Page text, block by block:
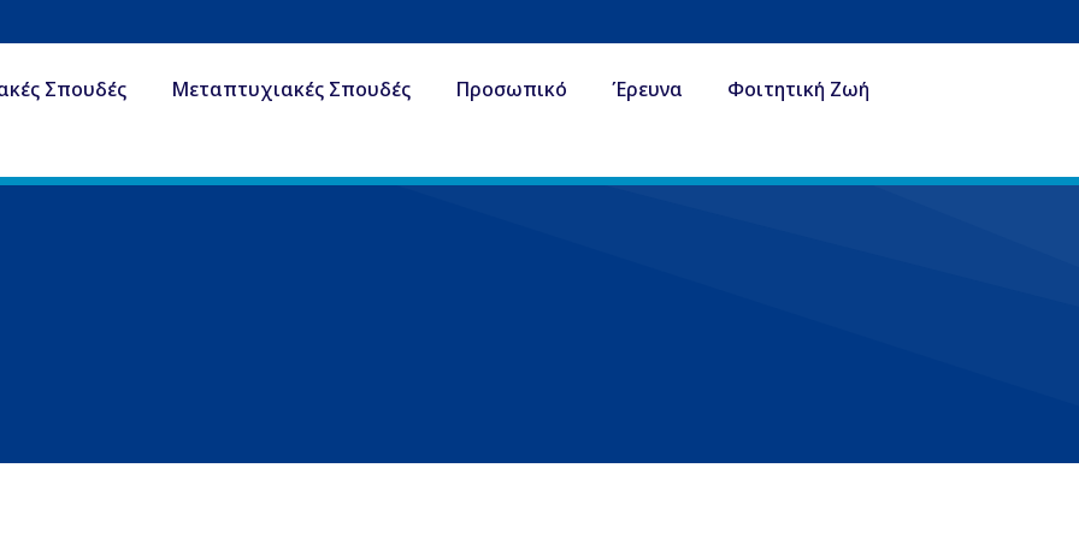
Σπουδές Μεταπτυχιακές Σπουδές Προσωπικό Έρευνα
Φοιτητική Ζωή